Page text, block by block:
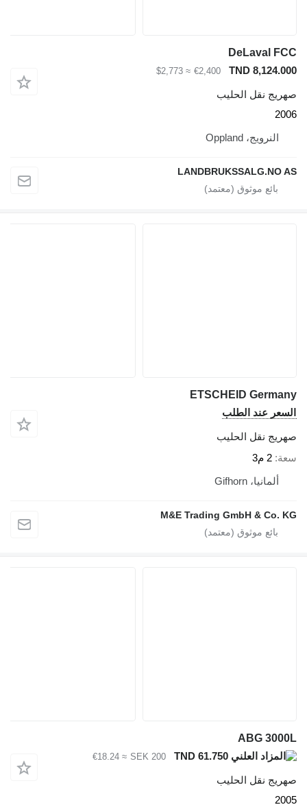
DeLaval FCC
TND 8,124.000
€2,400
≈ $2,773
صهريج نقل الحليب
2006
النرويج، Oppland
LANDBRUKSSALG.NO AS
ETSCHEID Germany
السعر عند الطلب
صهريج نقل الحليب
سعة 2 م3
ألمانيا، Gifhorn
M&E Trading GmbH & Co. KG
ABG 3000L
SEK 200
≈ €18.24
صهريج نقل الحليب
2005